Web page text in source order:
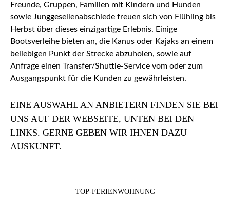
Freunde, Gruppen, Familien mit Kindern und Hunden
sowie Junggesellenabschiede freuen sich von Flühling bis
Herbst über dieses einzigartige Erlebnis. Einige
Bootsverleihe bieten an, die Kanus oder Kajaks an einem
beliebigen Punkt der Strecke abzuholen, sowie auf
Anfrage einen Transfer/Shuttle-Service vom oder zum
Ausgangspunkt für die Kunden zu gewährleisten.
EINE AUSWAHL AN ANBIETERN FINDEN SIE BEI
UNS AUF DER WEBSEITE, UNTEN BEI DEN
LINKS. GERNE GEBEN WIR IHNEN DAZU
AUSKUNFT.
TOP-FERIENWOHNUNG